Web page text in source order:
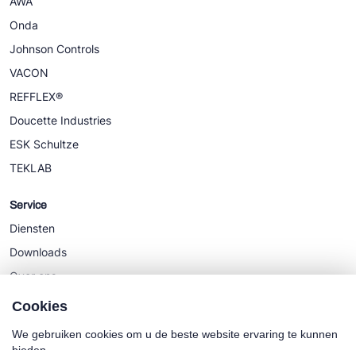
Onda
Johnson Controls
VACON
REFFLEX®
Doucette Industries
ESK Schultze
TEKLAB
Service
Diensten
Downloads
Over ons
Nieuws
Cookies
We gebruiken cookies om u de beste website ervaring te kunnen